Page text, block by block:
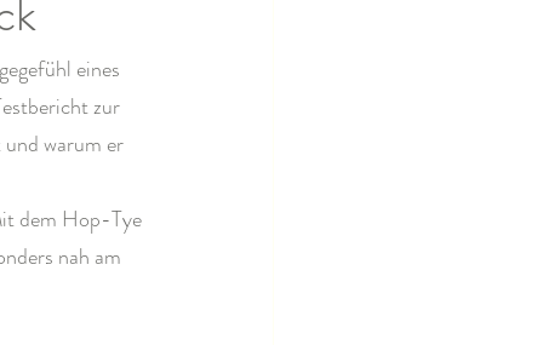
eines
zur
und warum er
dem Hop-Tye
nah am